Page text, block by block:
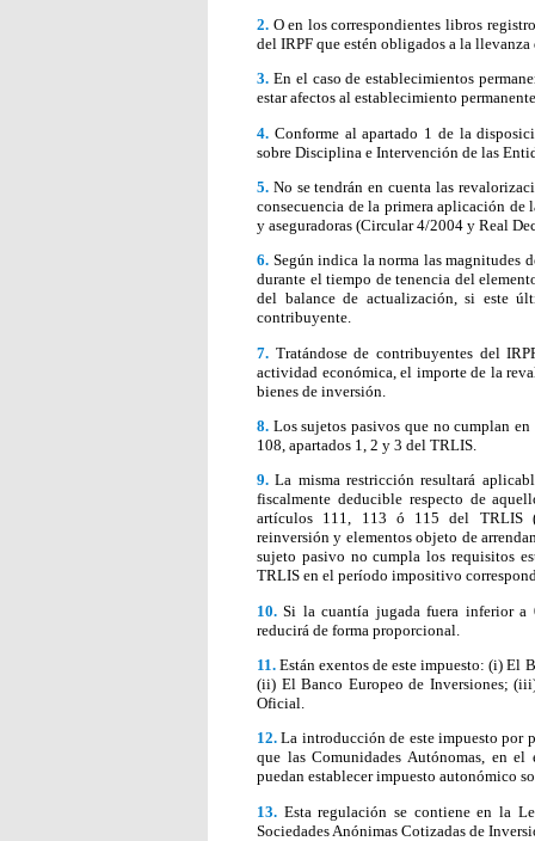
2. O en los correspondientes libros
del IRPF que estén obligados a la llevanza
3. En el caso de establecimientos
estar afectos al establecimiento
4. Conforme al apartado 1 de la
sobre Disciplina e Intervención de las
5. No se tendrán en cuenta las
consecuencia de la primera aplicación de
y aseguradoras (Circular 4/2004 y Real
6. Según indica la norma las magnitudes
durante el tiempo de tenencia del
del balance de actualización, si este
contribuyente.
7. Tratándose de contribuyentes del
actividad económica, el importe de la
bienes de inversión.
8. Los sujetos pasivos que no cumplan
108, apartados 1, 2 y 3 del TRLIS.
9. La misma restricción resultará
fiscalmente deducible respecto de
artículos 111, 113 ó 115 del TRLIS
reinversión y elementos objeto de
sujeto pasivo no cumpla los requisitos
TRLIS en el período impositivo
10. Si la cuantía jugada fuera inferior a
reducirá de forma proporcional.
11. Están exentos de este impuesto: (i) El
(ii) El Banco Europeo de Inversiones;
Oficial.
12. La introducción de este impuesto por
que las Comunidades Autónomas, en
puedan establecer impuesto autonómico
13. Esta regulación se contiene en la
Sociedades Anónimas Cotizadas de